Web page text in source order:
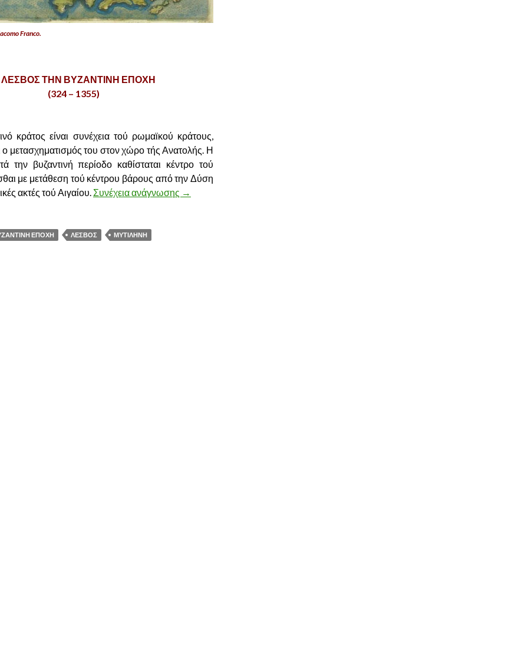
Franco.
ΛΕΣΒΟΣ ΤΗΝ ΒΥΖΑΝΤΙΝΗ ΕΠΟΧΗ
(324 – 1355)
κράτος είναι συνέχεια τού ρωμαϊκού κράτους,
ο μετασχηματισμός του στον χώρο τής Ανατολής. Η
την βυζαντινή περίοδο καθίσταται κέντρο τού
με μετάθεση τού κέντρου βάρους από την Δύση
ακτές τού Αιγαίου. Συνέχεια ανάγνωσης Η ΛΕΣΒΟΣ ΤΗΝ ΒΥΖΑΝΤΙΝΗ ΕΠΟΧΗ (324-1355)
→
ΕΠΟΧΗ ΛΕΣΒΟΣ ΜΥΤΙΛΗΝΗ